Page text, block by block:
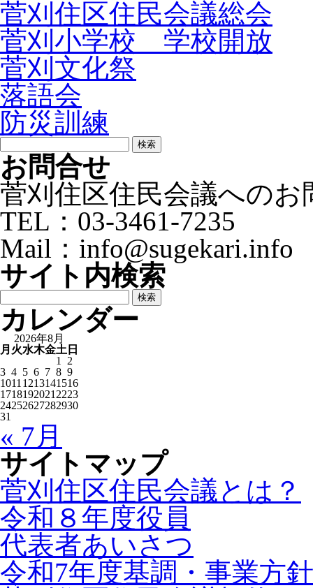
菅刈住区住民会議総会
菅刈小学校 学校開放
菅刈文化祭
落語会
防災訓練
検
索:
お問合せ
菅刈住区住民会議への
TEL：03-3461-7235
Mail：info@sugekari.info
サイト内検索
検
索:
カレンダー
2026年8月
月 火水木金土 日
1
2
3 4 5 6 7 8 9
1011 1213141516
1718192021 2223
24252627282930
31
« 7月
サイトマップ
菅刈住区住民会議とは？
令和８年度役員
代表者あいさつ
令和7年度基調・事業方針